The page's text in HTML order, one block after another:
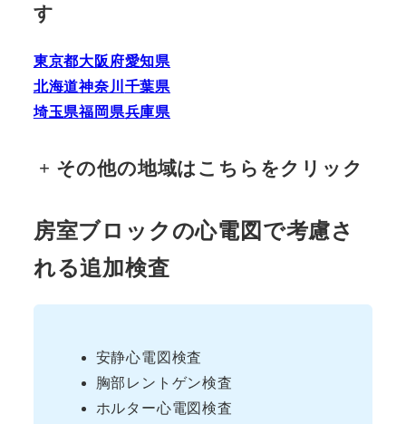
す
東京都大阪府愛知県
北海道神奈川 千葉県
埼玉県福岡県兵庫県
+ その他の地域はこちらをクリック
房室ブロックの心電図で考慮さ
れる追加検査
安静心電図検査
胸部レントゲン検査
ホルター心電図検査